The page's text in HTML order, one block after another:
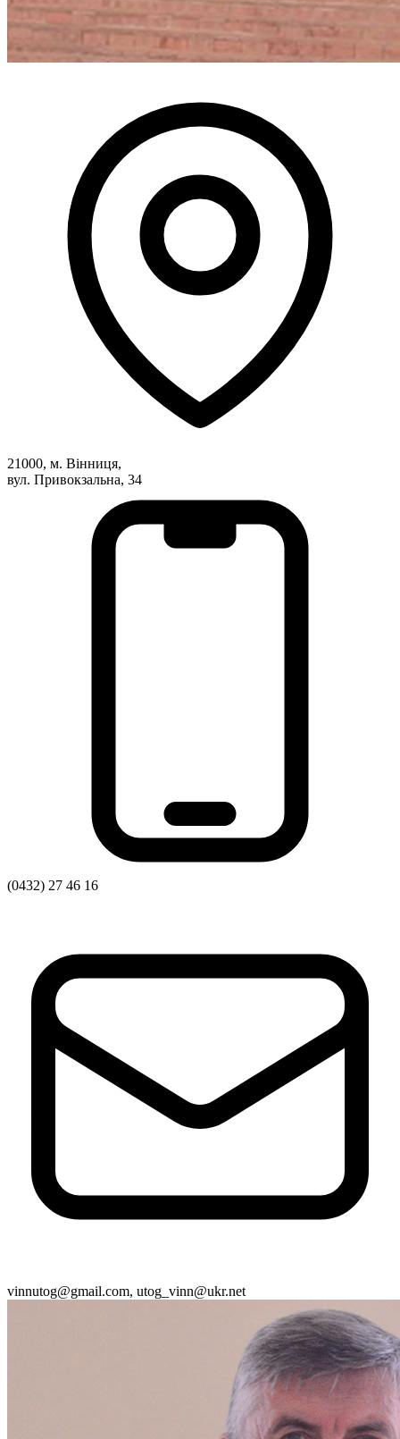
Запорізька область
Івано-Франківська область
Київська область
Львівська область
Миколаївська область
Одеська область
Полтавська область
Рівненська область
Сумська область
Тернопільська область
Харківська область
Херсонська область
Хмельницька область
Чернівецька область
Чернігівська область
Особи відповідальні за контактування з
питань укладення договорів
Дитяча сторінка
Новини про жестову мову
Ресурс для вивчення жестових мов різних країн
ЦУЖМ
Проєкт "Жестова мова для поліцейських"
Про шахрайські схеми
ВІКТОРИНА
21000, м. Вінниця,
вул. Привокзальна, 34
(0432) 27 46 16
vinnutog@gmail.com, utog_vinn@ukr.net